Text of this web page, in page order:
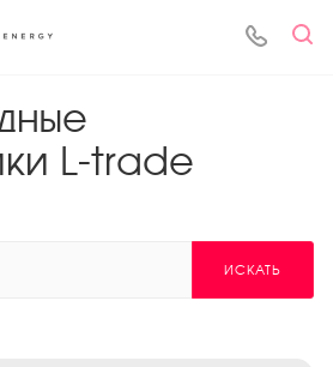
L-trade
ИСКАТЬ